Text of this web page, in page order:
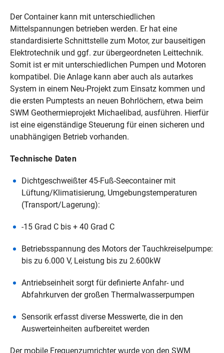
Der Container kann mit unterschiedlichen
Mittelspannungen betrieben werden. Er hat eine
standardisierte Schnittstelle zum Motor, zur bauseitigen
Elektrotechnik und ggf. zur übergeordneten Leittechnik.
Somit ist er mit unterschiedlichen Pumpen und Motoren
kompatibel. Die Anlage kann aber auch als autarkes
System in einem Neu-Projekt zum Einsatz kommen und
die ersten Pumptests an neuen Bohrlöchern, etwa beim
SWM Geothermieprojekt Michaelibad, ausführen. Hierfür
ist eine eigenständige Steuerung für einen sicheren und
unabhängigen Betrieb vorhanden.
Technische Daten
Dichtgeschweißter 45-Fuß-Seecontainer mit
Lüftung/Klimatisierung, Umgebungstemperaturen
(Transport/Lagerung):
-15 Grad C bis + 40 Grad C
Betriebsspannung des Motors der Tauchkreiselpumpe:
bis zu 6.000 V, Leistung bis zu 2.600kW
Antriebseinheit sorgt für definierte Anfahr- und
Abfahrkurven der großen Thermalwasserpumpen
Sensorik erfasst diverse Messwerte, die in den
Auswerteinheiten aufbereitet werden
Der mobile Frequenzumrichter wurde von den SWM